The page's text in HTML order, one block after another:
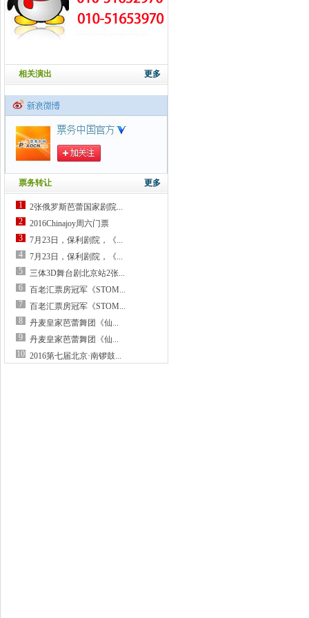
更多
相关演出
更多
票务转让
1
2张俄罗斯芭蕾国家剧院...
2
2016Chinajoy周六门票
3
7月23日，保利剧院，《...
4
7月23日，保利剧院，《...
5
三体3D舞台剧北京站2张...
6
百老汇票房冠军《STOM...
7
百老汇票房冠军《STOM...
8
丹麦皇家芭蕾舞团《仙...
9
丹麦皇家芭蕾舞团《仙...
10 2016第七届北京·南锣鼓...